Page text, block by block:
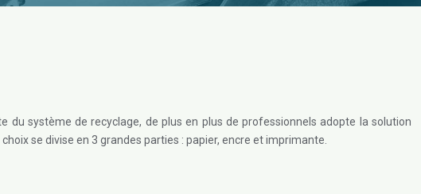
du système de recyclage, de plus en plus de professionnels adopte la solution
se divise en 3 grandes parties : papier, encre et imprimante.